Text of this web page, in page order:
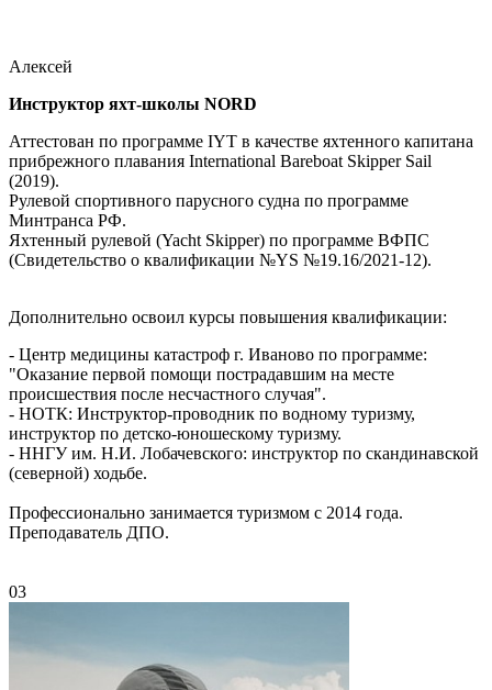
Алексей
Инструктор яхт-школы NORD
Аттестован по программе IYT в качестве яхтенного капитана
прибрежного плавания International Bareboat Skipper Sail
(2019).
Рулевой спортивного парусного судна по программе
Минтранса РФ.
Яхтенный рулевой (Yacht Skipper) по программе ВФПС
(Свидетельство о квалификации №YS №19.16/2021-12).
Дополнительно освоил курсы повышения квалификации:
- Центр медицины катастроф г. Иваново по программе:
"Оказание первой помощи пострадавшим на месте
происшествия после несчастного случая".
- НОТК: Инструктор-проводник по водному туризму,
инструктор по детско-юношескому туризму.
- ННГУ им. Н.И. Лобачевского: инструктор по скандинавской
(северной) ходьбе.
Профессионально занимается туризмом с 2014 года.
Преподаватель ДПО.
03